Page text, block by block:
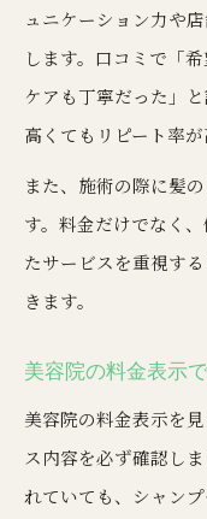
ュニケーション力や
します。口コミで「
ケアも丁寧だった」
高くてもリピート率が
また、施術の際に髪
す。料金だけでなく
たサービスを重視す
きます。
美容院の料金表示
美容院の料金表示を
ス内容を必ず確認し
れていても、シャン